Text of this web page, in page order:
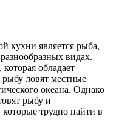
кухни является рыба,
видах.
обладает
ловят местные
океана. Однако
рыбу и
трудно найти в